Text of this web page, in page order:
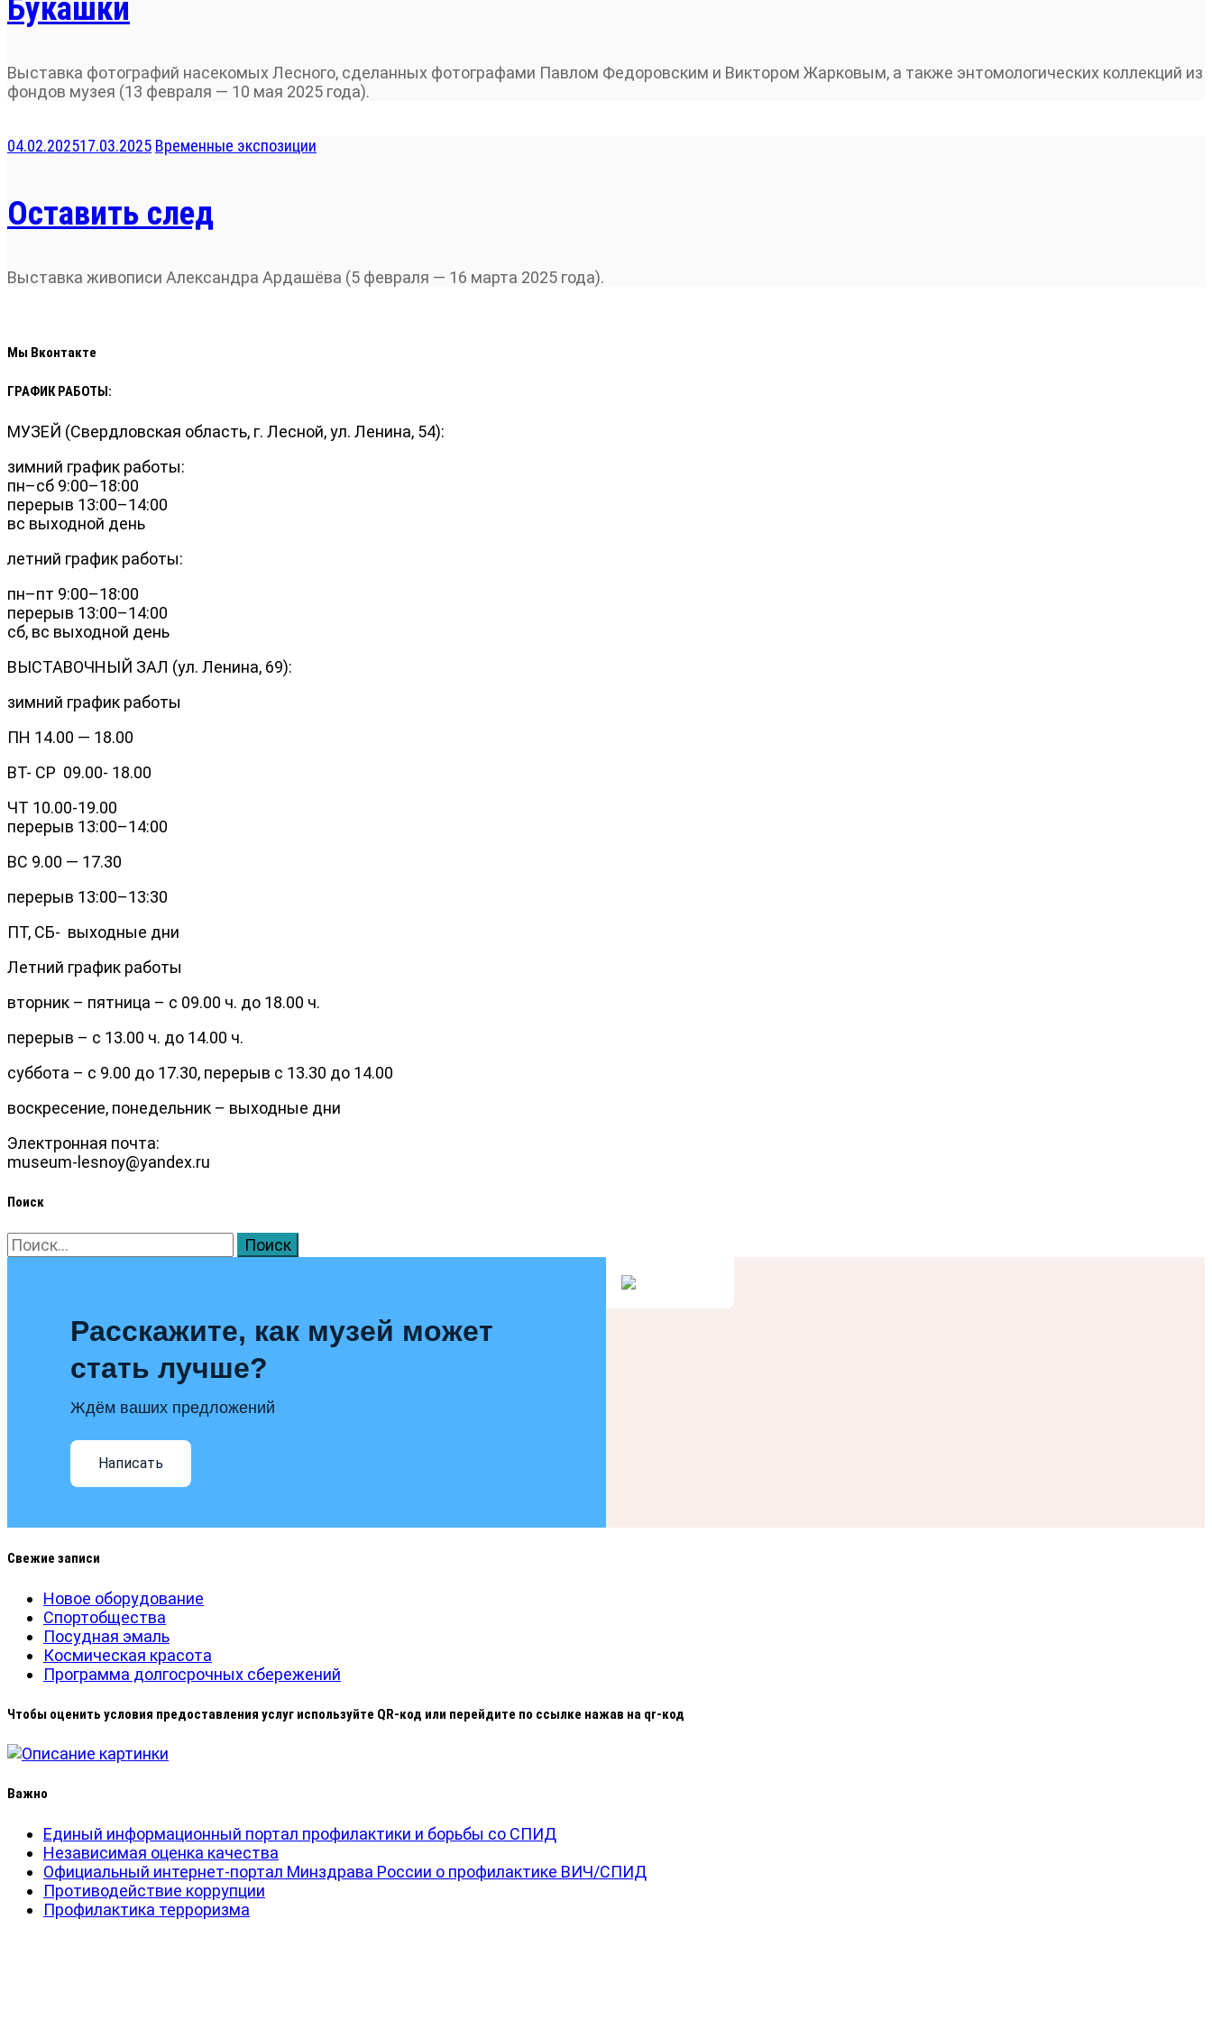
Букашки
Выставка фотографий насекомых Лесного, сделанных фотографами Павлом Федоровским и Виктором Жарковым, а также энтомологических коллекций из
фондов музея (13 февраля — 10 мая 2025 года).
04.02.202517.03.2025 Временные экспозиции
Оставить след
Выставка живописи Александра Ардашёва (5 февраля — 16 марта 2025 года).
Мы Вконтакте
ГРАФИК РАБОТЫ:
МУЗЕЙ (Свердловская область, г. Лесной, ул. Ленина, 54):
зимний график работы:
пн–сб 9:00–18:00
перерыв 13:00–14:00
вс выходной день
летний график работы:
пн–пт 9:00–18:00
перерыв 13:00–14:00
сб, вс выходной день
ВЫСТАВОЧНЫЙ ЗАЛ (ул. Ленина, 69):
зимний график работы
ПН 14.00 — 18.00
ВТ- СР 09.00- 18.00
ЧТ 10.00-19.00
перерыв 13:00–14:00
ВС 9.00 — 17.30
перерыв 13:00–13:30
ПТ, СБ- выходные дни
Летний график работы
вторник – пятница – с 09.00 ч. до 18.00 ч.
перерыв – с 13.00 ч. до 14.00 ч.
суббота – с 9.00 до 17.30, перерыв с 13.30 до 14.00
воскресение, понедельник – выходные дни
Электронная почта:
museum-lesnoy@yandex.ru
Поиск
Найти:
Расскажите, как музей может
стать лучше?
Ждём ваших предложений
Написать
Свежие записи
Новое оборудование
Спортобщества
Посудная эмаль
Космическая красота
Программа долгосрочных сбережений
Чтобы оценить условия предоставления услуг используйте QR-код или перейдите по ссылке нажав на qr-код
Важно
Единый информационный портал профилактики и борьбы со СПИД
Независимая оценка качества
Официальный интернет-портал Минздрава России о профилактике ВИЧ/СПИД
Противодействие коррупции
Профилактика терроризма